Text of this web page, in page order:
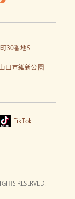
30番地5
口市維新公園
TikTok
RESERVED.